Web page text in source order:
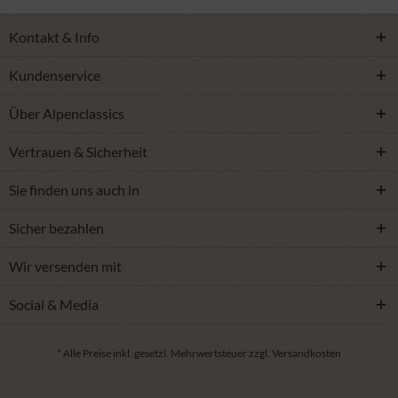
Kontakt & Info
Kundenservice
Über Alpenclassics
Vertrauen & Sicherheit
Sie finden uns auch in
Sicher bezahlen
Wir versenden mit
Social & Media
* Alle Preise inkl. gesetzl. Mehrwertsteuer zzgl. Versandkosten